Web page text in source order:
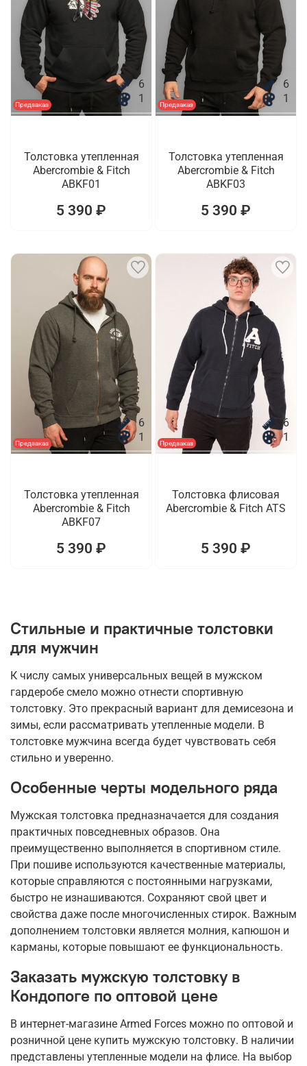
Предзаказ
6
1
Толстовка утепленная
Abercrombie & Fitch
ABKF01
5 390 ₽
Предзаказ
6
1
Толстовка утепленная
Abercrombie & Fitch
ABKF03
5 390 ₽
Предзаказ
6
1
Толстовка утепленная
Abercrombie & Fitch
ABKF07
5 390 ₽
Предзаказ
6
1
Толстовка флисовая
Abercrombie & Fitch ATS
5 390 ₽
Стильные и практичные толстовки
для мужчин
К числу самых универсальных вещей в мужском
гардеробе смело можно отнести спортивную
толстовку. Это прекрасный вариант для демисезона и
зимы, если рассматривать утепленные модели. В
толстовке мужчина всегда будет чувствовать себя
стильно и уверенно.
Особенные черты модельного ряда
Мужская толстовка предназначается для создания
практичных повседневных образов. Она
преимущественно выполняется в спортивном стиле.
При пошиве используются качественные материалы,
которые справляются с постоянными нагрузками,
быстро не изнашиваются. Сохраняют свой цвет и
свойства даже после многочисленных стирок. Важным
дополнением толстовки является молния, капюшон и
карманы, которые повышают ее функциональность.
Заказать мужскую толстовку в
Кондопоге по оптовой цене
В интернет-магазине Armed Forces можно по оптовой и
розничной цене купить мужскую толстовку. В наличии
представлены утепленные модели на флисе. На выбор